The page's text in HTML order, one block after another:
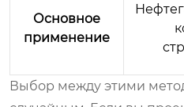
Основное
применение
Выбор между этими